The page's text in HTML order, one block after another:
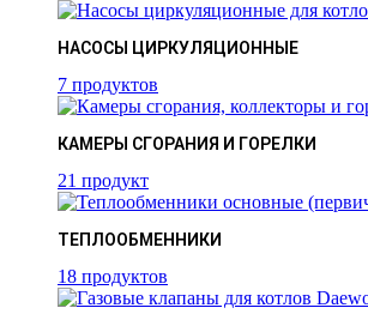
НАСОСЫ ЦИРКУЛЯЦИОННЫЕ
7 продуктов
КАМЕРЫ СГОРАНИЯ И ГОРЕЛКИ
21 продукт
ТЕПЛООБМЕННИКИ
18 продуктов